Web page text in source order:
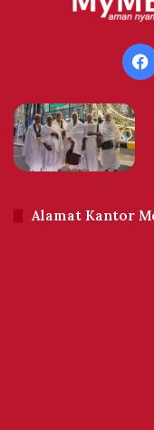
Alamat Kantor